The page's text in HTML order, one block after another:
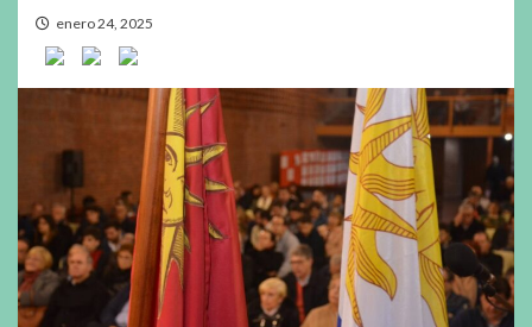
enero 24, 2025